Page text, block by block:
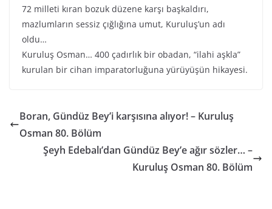
72 milleti kıran bozuk düzene karşı başkaldırı,
mazlumların sessiz çığlığına umut, Kuruluş’un adı
oldu…
Kuruluş Osman… 400 çadırlık bir obadan, “ilahi aşkla”
kurulan bir cihan imparatorluğuna yürüyüşün hikayesi.
Boran, Gündüz Bey’i karşısına alıyor! – Kuruluş
Osman 80. Bölüm
Şeyh Edebalı’dan Gündüz Bey’e ağır sözler… –
Kuruluş Osman 80. Bölüm